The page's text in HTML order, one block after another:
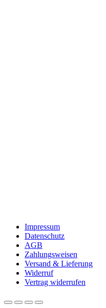
Impressum
Datenschutz
AGB
Zahlungsweisen
Versand & Lieferung
Widerruf
Vertrag widerrufen